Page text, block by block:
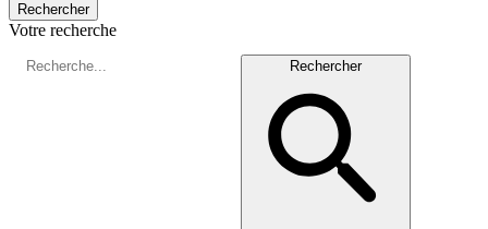
Rechercher
Votre recherche
Rechercher